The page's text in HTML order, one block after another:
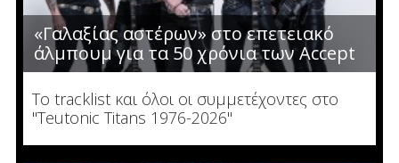
«Γαλαξίας αστέρων» στο επετειακό
άλμπουμ για τα 50 χρόνια των Accept
Το tracklist και όλοι οι συμμετέχοντες στο
"Teutonic Titans 1976-2026"